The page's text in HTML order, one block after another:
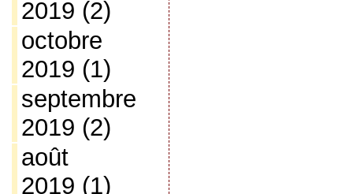
2019 (2)
octobre
2019 (1)
septembre
2019 (2)
août
2019 (1)